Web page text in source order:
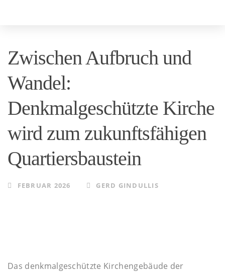
links
navigation
Skip
content
Zwischen Aufbruch und
Wandel:
Denkmalgeschützte Kirche
wird zum zukunftsfähigen
Quartiersbaustein
FEBRUAR 2026 GERD GINDULLIS
Das denkmalgeschützte Kirchengebäude der